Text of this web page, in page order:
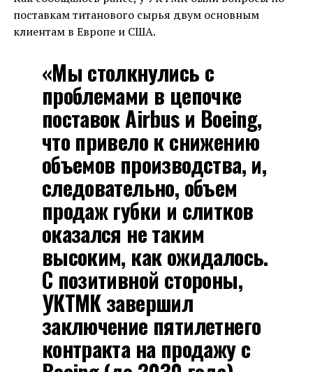
поставкам титанового сырья двум основным
клиентам в Европе и США.
«Мы столкнулись с
проблемами в цепочке
поставок Airbus и Boeing,
что привело к снижению
объемов производства, и,
следовательно, объем
продаж губки и слитков
оказался не таким
высоким, как ожидалось.
С позитивной стороны,
УКТМК завершил
заключение пятилетнего
контракта на продажу с